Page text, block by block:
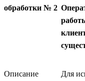
обработки № 2
Описание
Для